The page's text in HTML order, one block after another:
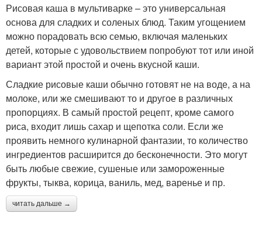
Рисовая каша в мультиварке – это универсальная
основа для сладких и соленых блюд. Таким угощением
можно порадовать всю семью, включая маленьких
детей, которые с удовольствием попробуют тот или иной
вариант этой простой и очень вкусной каши.
Сладкие рисовые каши обычно готовят не на воде, а на
молоке, или же смешивают то и другое в различных
пропорциях. В самый простой рецепт, кроме самого
риса, входит лишь сахар и щепотка соли. Если же
проявить немного кулинарной фантазии, то количество
ингредиентов расширится до бесконечности. Это могут
быть любые свежие, сушеные или замороженные
фрукты, тыква, корица, ваниль, мед, варенье и пр.
читать дальше →